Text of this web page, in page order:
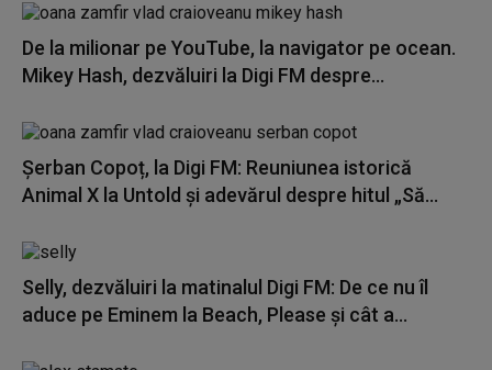
De la milionar pe YouTube, la navigator pe ocean.
Mikey Hash, dezvăluiri la Digi FM despre...
Șerban Copoț, la Digi FM: Reuniunea istorică
Animal X la Untold și adevărul despre hitul „Să...
Selly, dezvăluiri la matinalul Digi FM: De ce nu îl
aduce pe Eminem la Beach, Please și cât a...